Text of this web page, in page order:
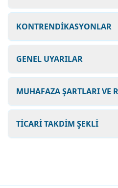
KONTRENDİKASYONLAR
GENEL UYARILAR
MUHAFAZA ŞARTLARI VE
TİCARİ TAKDİM ŞEKLİ